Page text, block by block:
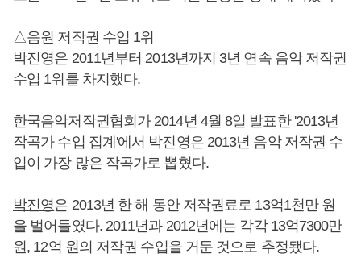
△음원 저작권 수입 1위
박진영은 2011년부터 2013년까지 3년 연속 음악 저작권
수입 1위를 차지했다.
한국음악저작권협회가 2014년 4월 8일 발표한 '2013년
작곡가 수입 집계'에서 박진영은 2013년 음악 저작권 수
입이 가장 많은 작곡가로 뽑혔다.
박진영은 2013년 한 해 동안 저작권료로 13억1천만 원
을 벌어들였다. 2011년과 2012년에는 각각 13억7300만
원, 12억 원의 저작권 수입을 거둔 것으로 추정됐다.